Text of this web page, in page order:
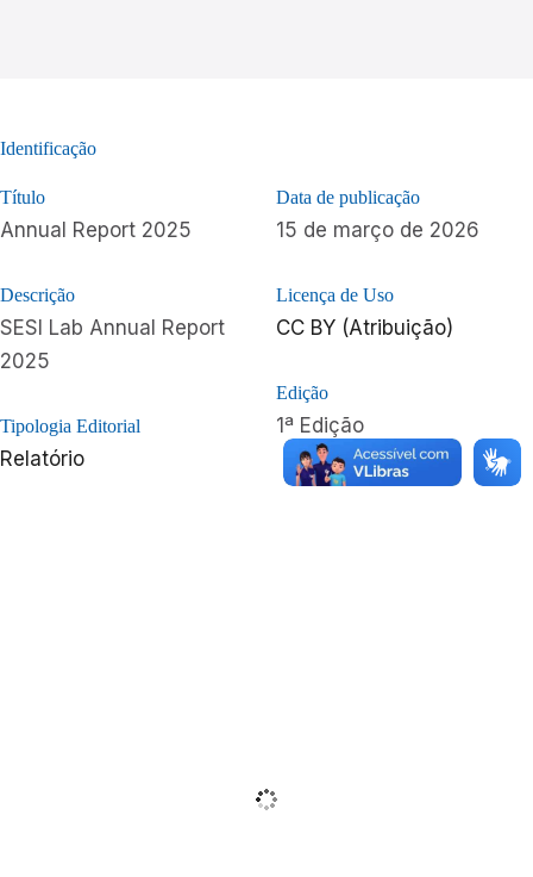
Identificação
Título
Annual Report 2025
Descrição
SESI Lab Annual Report
2025
Tipologia Editorial
Relatório
Data de publicação
15 de março de 2026
Licença de Uso
CC BY (Atribuição)
Edição
1ª Edição